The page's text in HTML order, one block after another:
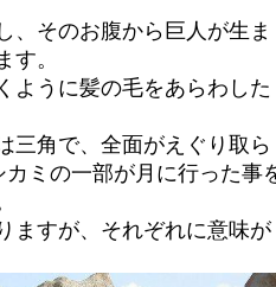
、そのお腹から巨人が生ま
す。
ように髪の毛をあらわした
三角で、全面がえぐり取ら
ミの一部が月に行った事
ますが、それぞれに意味が